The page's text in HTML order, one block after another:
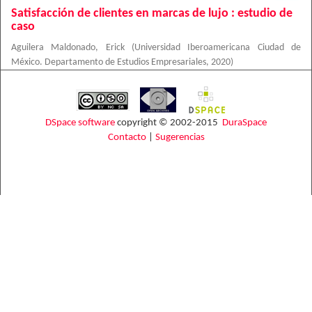
Satisfacción de clientes en marcas de lujo : estudio de
caso
Aguilera Maldonado, Erick (Universidad Iberoamericana Ciudad de
México. Departamento de Estudios Empresariales, 2020)
DSpace software copyright © 2002-2015 DuraSpace
Contacto| Sugerencias